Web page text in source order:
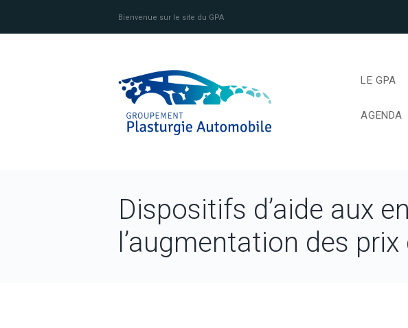
Bienvenue sur le site du GPA
LE GPA
AGENDA
Dispositifs d’aide aux
l’augmentation des prix